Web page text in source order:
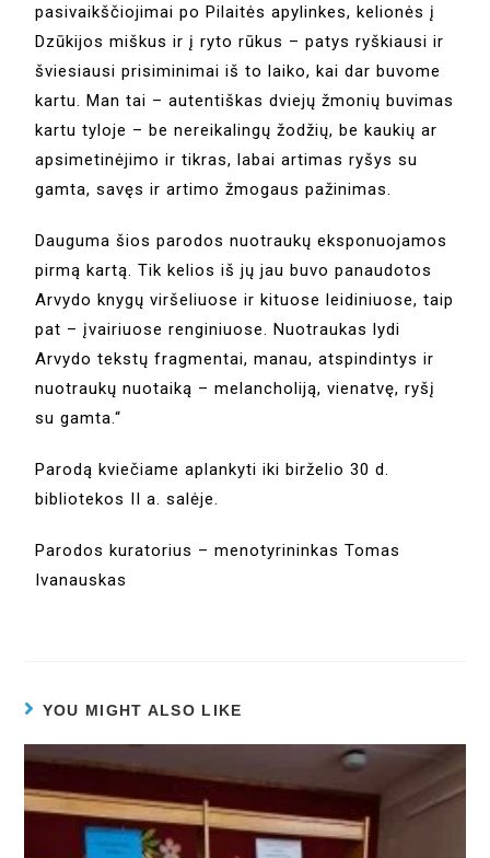
pasivaikščiojimai po Pilaitės apylinkes, kelionės į
Dzūkijos miškus ir į ryto rūkus – patys ryškiausi ir
šviesiausi prisiminimai iš to laiko, kai dar buvome
kartu. Man tai – autentiškas dviejų žmonių buvimas
kartu tyloje – be nereikalingų žodžių, be kaukių ar
apsimetinėjimo ir tikras, labai artimas ryšys su
gamta, savęs ir artimo žmogaus pažinimas.
Dauguma šios parodos nuotraukų eksponuojamos
pirmą kartą. Tik kelios iš jų jau buvo panaudotos
Arvydo knygų viršeliuose ir kituose leidiniuose, taip
pat – įvairiuose renginiuose. Nuotraukas lydi
Arvydo tekstų fragmentai, manau, atspindintys ir
nuotraukų nuotaiką – melancholiją, vienatvę, ryšį
su gamta.“
Parodą kviečiame aplankyti iki birželio 30 d.
bibliotekos II a. salėje.
Parodos kuratorius – menotyrininkas Tomas
Ivanauskas
YOU MIGHT ALSO LIKE